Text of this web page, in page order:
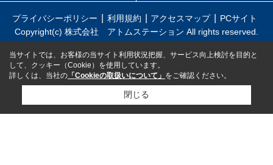
プライバシーポリシー 利用規約 アクセスマップ
PCサイト
Copyright(c) 株式会社 アトムステーション All rights reserved.
当サイトでは、お客様の当サイト利用状況把握、サービス向上検討を目的と
して、クッキー（Cookie）を使用しています。
詳しくは、当社の 「Cookieの取扱いについて」 をご確認ください。
閉じる